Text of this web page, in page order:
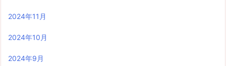
2024年11月
2024年10月
2024年9月